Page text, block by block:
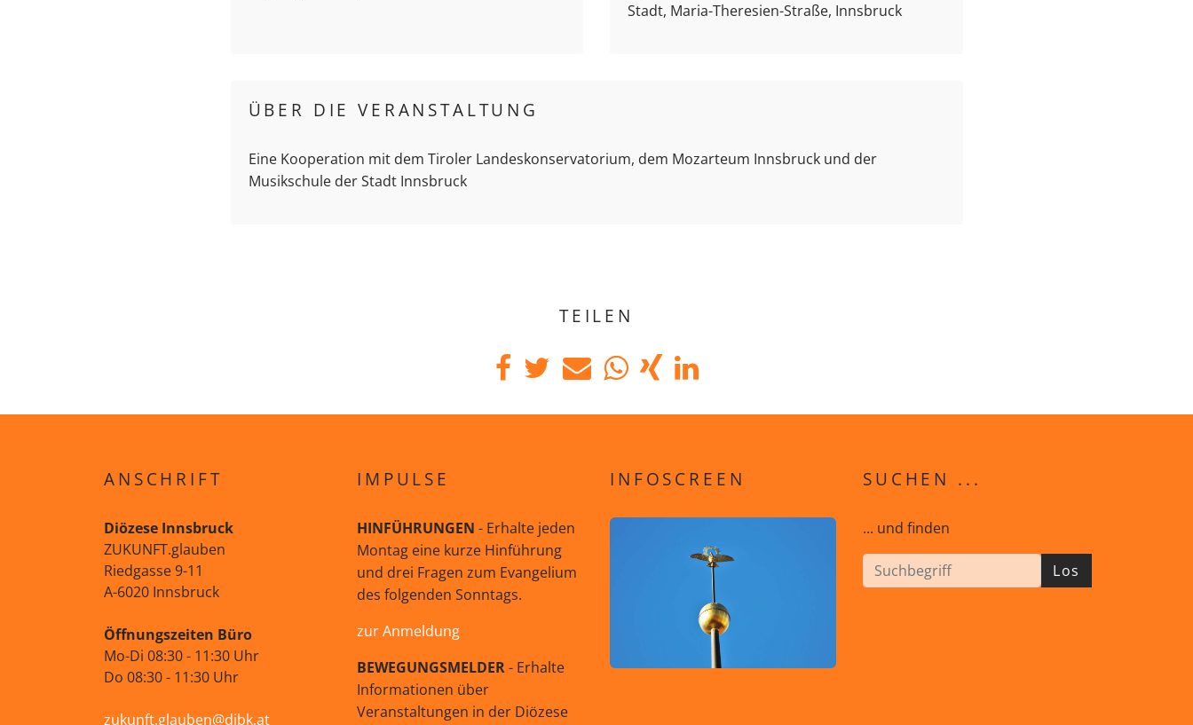
Stadt, Maria-Theresien-Straße, Innsbruck
ÜBER DIE VERANSTALTUNG
Eine Kooperation mit dem Tiroler Landeskonservatorium, dem Mozarteum Innsbruck und der
Musikschule der Stadt Innsbruck
TEILEN
ANSCHRIFT
Diözese Innsbruck
ZUKUNFT.glauben
Riedgasse 9-11
A-6020 Innsbruck
Öffnungszeiten Büro
Mo-Di 08:30 - 11:30 Uhr
Do 08:30 - 11:30 Uhr
zukunft.glauben@dibk.at
IMPULSE
HINFÜHRUNGEN - Erhalte jeden
Montag eine kurze Hinführung
und drei Fragen zum Evangelium
des folgenden Sonntags.
zur Anmeldung
BEWEGUNGSMELDER- Erhalte
Informationen über
Veranstaltungen in der Diözese
INFOSCREEN SUCHEN ...
... und finden
Los